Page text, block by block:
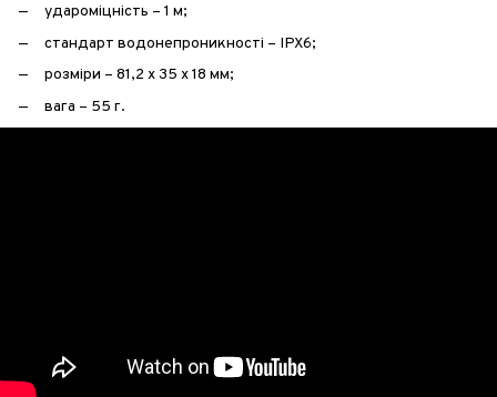
удароміцність – 1 м;
стандарт водонепроникності – IPX6;
розміри – 81,2 х 35 х 18 мм;
вага – 55 г.